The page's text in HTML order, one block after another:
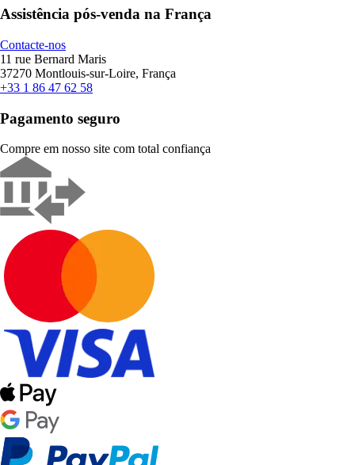
Assistência pós-venda na França
Contacte-nos
11 rue Bernard Maris
37270 Montlouis-sur-Loire, França
+33 1 86 47 62 58
Pagamento seguro
Compre em nosso site com total confiança